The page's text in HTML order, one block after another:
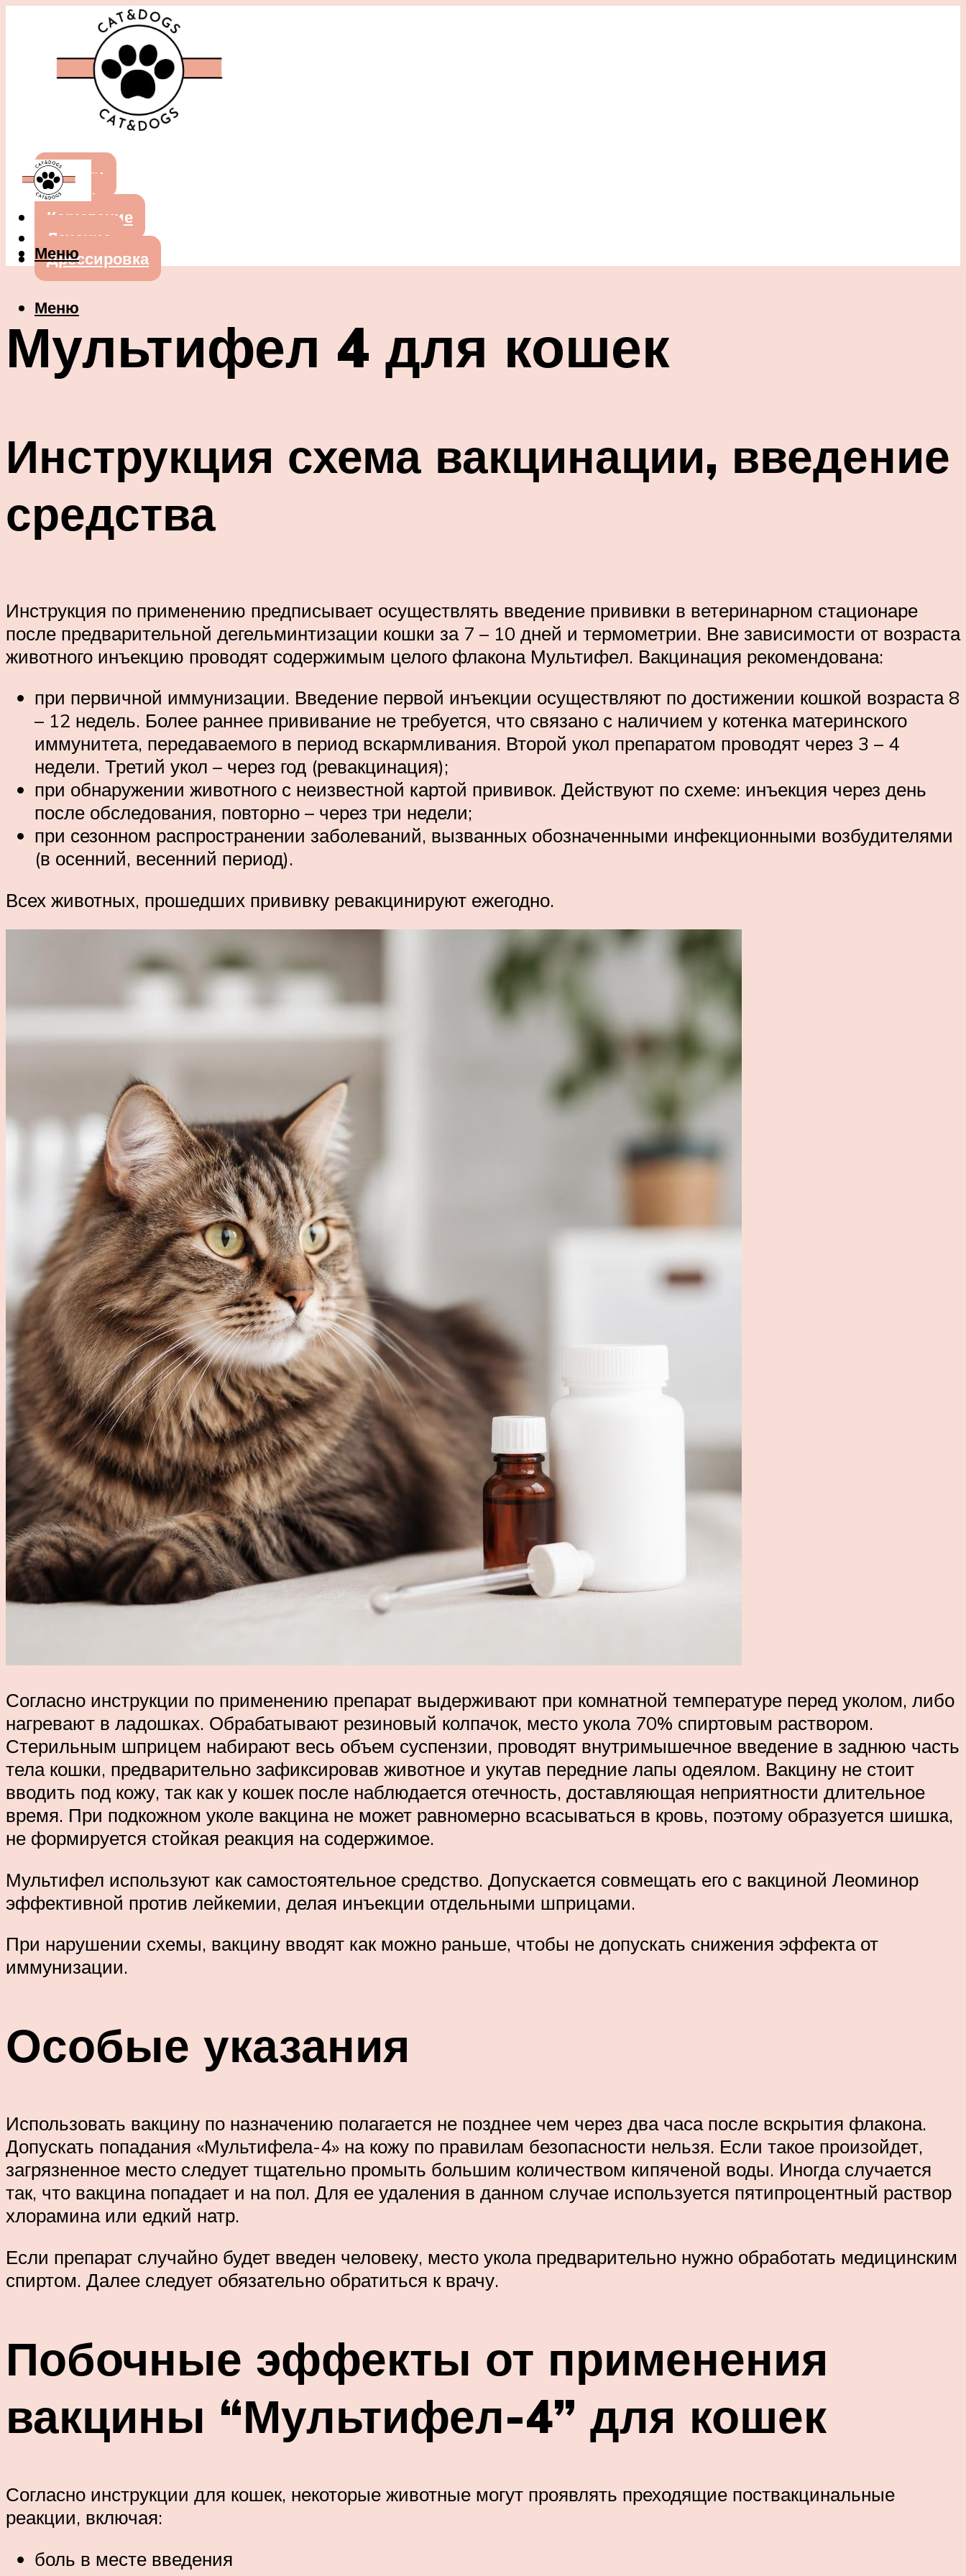
Собаки
Кошки
Кормление
Лечение
Дрессировка
Меню
Меню
Мультифел 4 для кошек
Инструкция схема вакцинации, введение
средства
Инструкция по применению предписывает осуществлять введение прививки в ветеринарном стационаре
после предварительной дегельминтизации кошки за 7 – 10 дней и термометрии. Вне зависимости от возраста
животного инъекцию проводят содержимым целого флакона Мультифел. Вакцинация рекомендована:
при первичной иммунизации. Введение первой инъекции осуществляют по достижении кошкой возраста 8
– 12 недель. Более раннее прививание не требуется, что связано с наличием у котенка материнского
иммунитета, передаваемого в период вскармливания. Второй укол препаратом проводят через 3 – 4
недели. Третий укол – через год (ревакцинация);
при обнаружении животного с неизвестной картой прививок. Действуют по схеме: инъекция через день
после обследования, повторно – через три недели;
при сезонном распространении заболеваний, вызванных обозначенными инфекционными возбудителями
(в осенний, весенний период).
Всех животных, прошедших прививку ревакцинируют ежегодно.
Согласно инструкции по применению препарат выдерживают при комнатной температуре перед уколом, либо
нагревают в ладошках. Обрабатывают резиновый колпачок, место укола 70% спиртовым раствором.
Стерильным шприцем набирают весь объем суспензии, проводят внутримышечное введение в заднюю часть
тела кошки, предварительно зафиксировав животное и укутав передние лапы одеялом. Вакцину не стоит
вводить под кожу, так как у кошек после наблюдается отечность, доставляющая неприятности длительное
время. При подкожном уколе вакцина не может равномерно всасываться в кровь, поэтому образуется шишка,
не формируется стойкая реакция на содержимое.
Мультифел используют как самостоятельное средство. Допускается совмещать его с вакциной Леоминор
эффективной против лейкемии, делая инъекции отдельными шприцами.
При нарушении схемы, вакцину вводят как можно раньше, чтобы не допускать снижения эффекта от
иммунизации.
Особые указания
Использовать вакцину по назначению полагается не позднее чем через два часа после вскрытия флакона.
Допускать попадания «Мультифела-4» на кожу по правилам безопасности нельзя. Если такое произойдет,
загрязненное место следует тщательно промыть большим количеством кипяченой воды. Иногда случается
так, что вакцина попадает и на пол. Для ее удаления в данном случае используется пятипроцентный раствор
хлорамина или едкий натр.
Если препарат случайно будет введен человеку, место укола предварительно нужно обработать медицинским
спиртом. Далее следует обязательно обратиться к врачу.
Побочные эффекты от применения
вакцины “Мультифел-4” для кошек
Согласно инструкции для кошек, некоторые животные могут проявлять преходящие поствакцинальные
реакции, включая:
боль в месте введения